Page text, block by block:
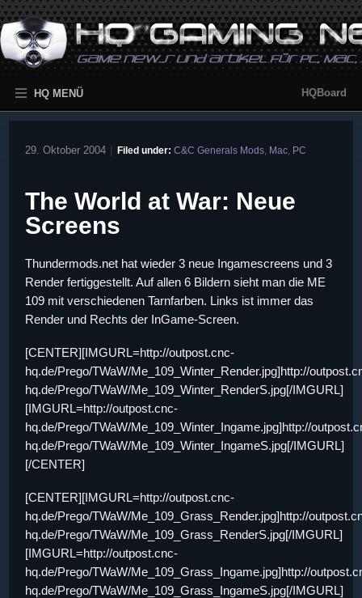
HQ MENÜ HQBoard
29. Oktober 2004 Filed under: C&C Generals Mods, Mac, PC
The World at War: Neue
Screens
Thundermods.net hat wieder 3 neue Ingamescreens und 3
Render fertiggestellt. Auf allen 6 Bildern sieht man die ME
109 mit verschiedenen Tarnfarben. Links ist immer das
Render und Rechts der InGame-Screen.
[CENTER][IMGURL=http://outpost.cnc-
hq.de/Prego/TWaW/Me_109_Winter_Render.jpg]http://
hq.de/Prego/TWaW/Me_109_Winter_RenderS.jpg[/IMGURL]
[IMGURL=http://outpost.cnc-
hq.de/Prego/TWaW/Me_109_Winter_Ingame.jpg]http://
hq.de/Prego/TWaW/Me_109_Winter_IngameS.jpg[/IMGURL]
[/CENTER]
[CENTER][IMGURL=http://outpost.cnc-
hq.de/Prego/TWaW/Me_109_Grass_Render.jpg]http://
hq.de/Prego/TWaW/Me_109_Grass_RenderS.jpg[/IMGURL]
[IMGURL=http://outpost.cnc-
hq.de/Prego/TWaW/Me_109_Grass_Ingame.jpg]http://
hq.de/Prego/TWaW/Me_109_Grass_IngameS.jpg[/IMGURL]